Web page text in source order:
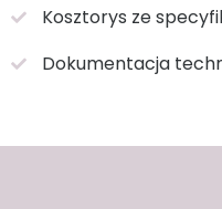
Kosztorys ze
Dokumentacja